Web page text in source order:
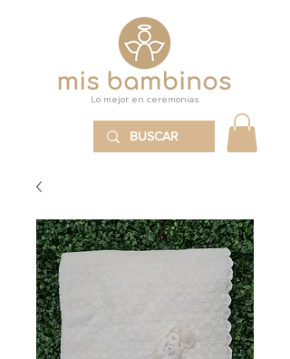
Lo mejor en ceremonias